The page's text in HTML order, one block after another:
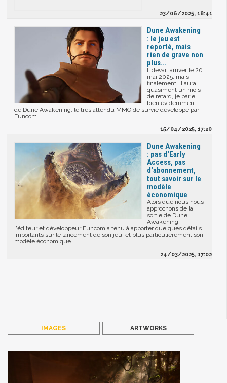
23/06/2025, 18:41
Dune Awakening
: le jeu est
reporté, mais
rien de grave non
plus...
Il devait arriver le 20
mai 2025, mais
finalement, il aura
quasiment un mois
de retard, je parle
bien évidemment
de Dune Awakening, le très attendu MMO de survie développé par
Funcom.
15/04/2025, 17:20
Dune Awakening
: pas d'Early
Access, pas
d'abonnement,
tout savoir sur le
modèle
économique
Alors que nous nous
approchons de la
sortie de Dune
Awakening,
l'éditeur et développeur Funcom a tenu à apporter quelques détails
importants sur le lancement de son jeu, et plus particulièrement son
modèle économique.
24/03/2025, 17:02
IMAGES ARTWORKS